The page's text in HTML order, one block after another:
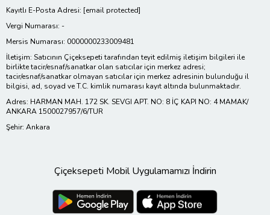
Kayıtlı E-Posta Adresi: [email protected]
Vergi Numarası: -
Mersis Numarası: 0000000233009481
İletişim: Satıcının Çiçeksepeti tarafından teyit edilmiş iletişim bilgileri ile
birlikte tacir/esnaf/sanatkar olan satıcılar için merkez adresi;
tacir/esnaf/sanatkar olmayan satıcılar için merkez adresinin bulunduğu il
bilgisi, ad, soyad ve T.C. kimlik numarası kayıt altında bulunmaktadır.
Adres: HARMAN MAH. 172 SK. SEVGI APT. NO: 8 İÇ KAPI NO: 4 MAMAK/
ANKARA 1500027957/6/TUR
Şehir: Ankara
Çiçeksepeti Mobil Uygulamamızı İndirin